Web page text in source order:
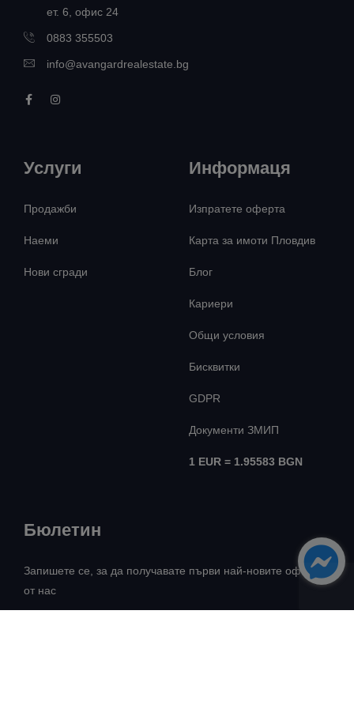
ет. 6, офис 24
0883 355503
info@avangardrealestate.bg
Услуги
Продажби
Наеми
Нови сгради
Информаця
Изпратете оферта
Карта за имоти Пловдив
Блог
Кариери
Общи условия
Бисквитки
GDPR
Документи ЗМИП
1 EUR = 1.95583 BGN
Бюлетин
Запишете се, за да получавате първи най-новите оферти
от нас